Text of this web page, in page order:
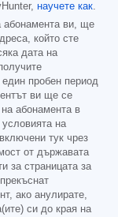
научете как.
абонамента ви, ще
който сте
дата на
един пробен период
ви ще се
абонамента в
на
тук чрез
от държавата
за страницата за
ако анулирате,
си до края на